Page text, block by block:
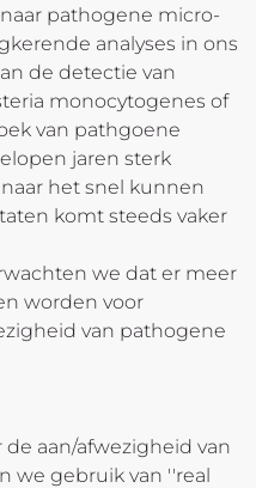
pathogene micro-
analyses in ons
de detectie van
monocytogenes of
van pathgoene
jaren sterk
het snel kunnen
komt steeds vaker
we dat er meer
worden voor
van pathogene
aan/afwezigheid van
we gebruik van ''real